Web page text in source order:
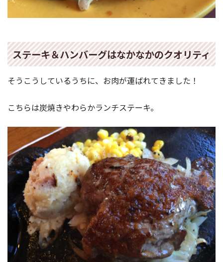
ステーキ＆ハンバーグはなかなかのクオリティ
そうこうしているうちに、お肉が運ばれてきました！
こちらは炭焼きやわらかランチステーキ。